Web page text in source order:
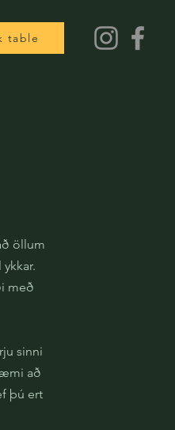
table
öllum
með
sinni
að
þú ert